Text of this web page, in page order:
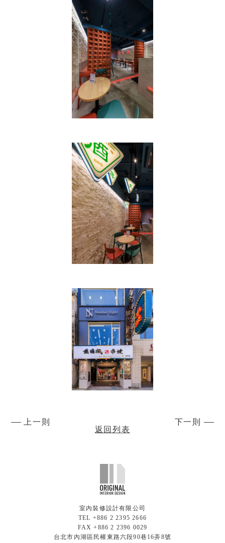
上一則
返回列表
下一則
室內裝修設計有限公司
TEL +886 2 2395 2666
FAX +886 2 2396 0029
台北市內湖區民權東路六段90巷16弄8號